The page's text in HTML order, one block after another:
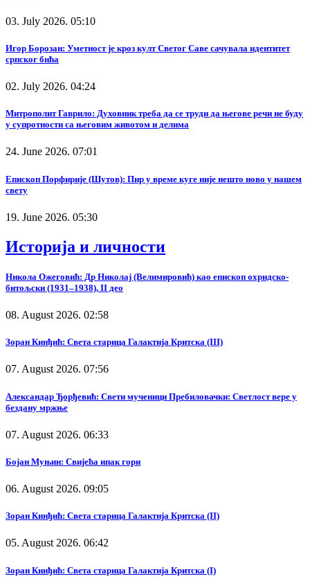
03. July 2026. 05:10
Игор Борозан: Уметност је кроз култ Светог Саве сачувала идентитет
српског бића
02. July 2026. 04:24
Митрополит Гаврило: Духовник треба да се труди да његове речи не буду
у супротности са његовим животом и делима
24. June 2026. 07:01
Епископ Порфирије (Шутов): Пир у време куге није нешто ново у нашем
свету
19. June 2026. 05:30
Историја и личности
Никола Ожеговић: Др Николај (Велимировић) као епископ охридско-
битољски (1931–1938), II део
08. August 2026. 02:58
Зоран Кинђић: Света старица Галактија Критска (III)
07. August 2026. 07:56
Александар Ђорђевић: Свети мученици Пребиловачки: Светлост вере у
бездану мржње
07. August 2026. 06:33
Бојан Муњин: Свијећа ипак гори
06. August 2026. 09:05
Зоран Кинђић: Света старица Галактија Критска (II)
05. August 2026. 06:42
Зоран Кинђић: Света старица Галактија Критска (I)